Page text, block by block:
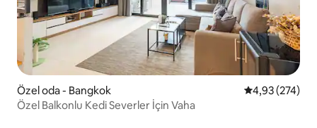
Özel oda - Bangkok 5 üzerinden
4,93 (274)
Özel Balkonlu Kedi Severler İçin Vaha